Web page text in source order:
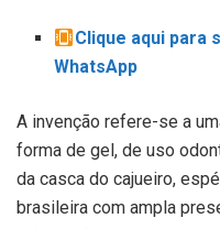
Clique aqui para
WhatsApp
A invenção refere-se a
forma de gel, de uso
da casca do cajueiro,
brasileira com ampla